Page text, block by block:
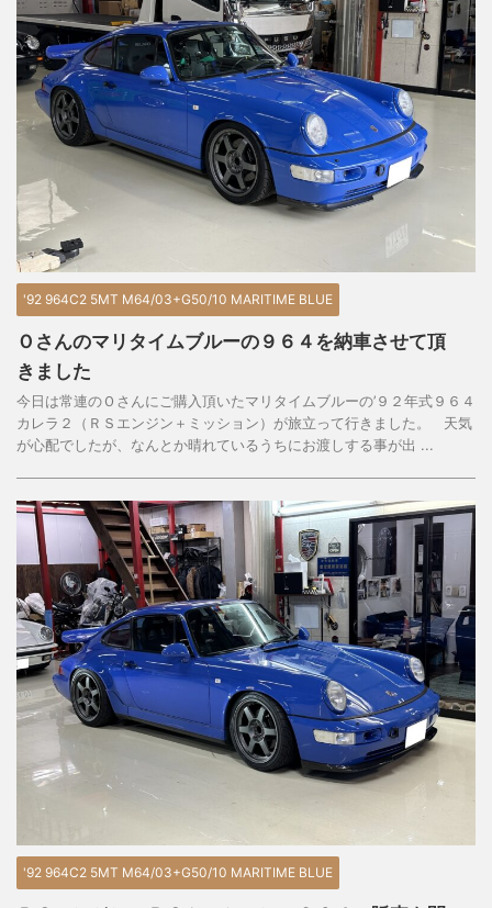
'92 964C2 5MT M64/03+G50/10 MARITIME BLUE
Ｏさんのマリタイムブルーの９６４を納車させて頂
きました
今日は常連のＯさんにご購入頂いたマリタイムブルーの’９２年式９６４
カレラ２（ＲＳエンジン＋ミッション）が旅立って行きました。 天気
が心配でしたが、なんとか晴れているうちにお渡しする事が出 ...
'92 964C2 5MT M64/03+G50/10 MARITIME BLUE